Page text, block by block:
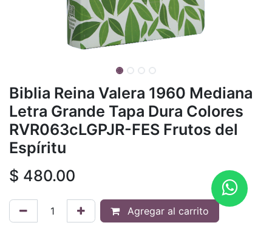
Biblia Reina Valera 1960 Mediana
Letra Grande Tapa Dura Colores
RVR063cLGPJR-FES Frutos del
Espíritu
$ 480.00
Agregar al carrito